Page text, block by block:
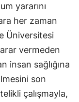
yararını
her zaman
Üniversitesi
vermeden
insan sağlığına
son
çalışmayla,